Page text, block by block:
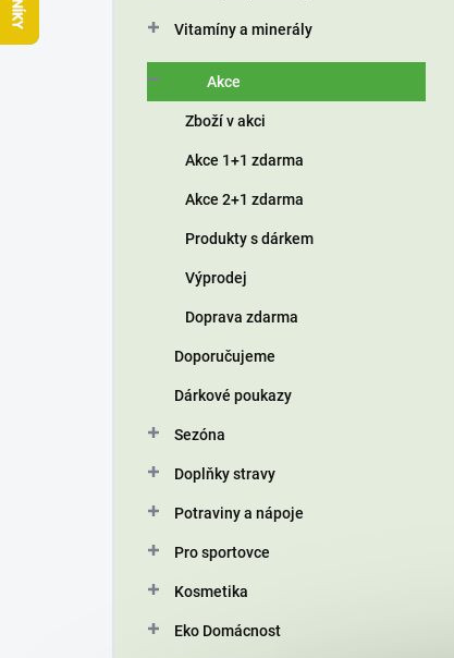
Vitamíny a minerály
Akce
Zboží v akci
Akce 1+1 zdarma
Akce 2+1 zdarma
Produkty s dárkem
Výprodej
Doprava zdarma
Doporučujeme
Dárkové poukazy
Sezóna
Doplňky stravy
Potraviny a nápoje
Pro sportovce
Kosmetika
Eko Domácnost